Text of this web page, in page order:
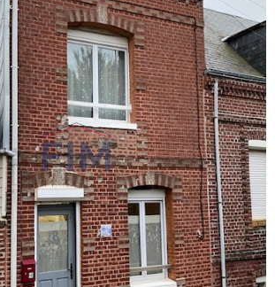
VOIR LE
BIEN